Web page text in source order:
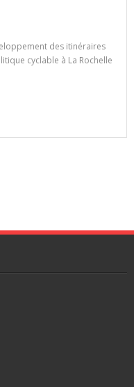
des itinéraires
cyclable à La Rochelle